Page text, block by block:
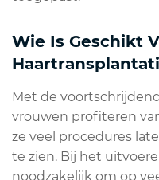
Wie Is Geschikt
Met de
vrouwen profiteren
ze veel procedures
te zien. Bij het
noodzakelijk om op